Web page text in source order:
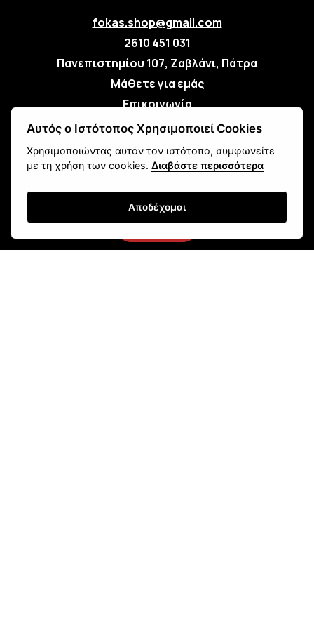
fokas.shop@gmail.com
2610 451 031
Πανεπιστημίου 107, Ζαβλάνι, Πάτρα
Μάθετε για εμάς
Επικοινωνία
Newsletter
Εγγραφή
Αυτός ο Ιστότοπος Χρησιμοποιεί Cookies
Χρησιμοποιώντας αυτόν τον ιστότοπο, συμφωνείτε
με τη χρήση των cookies.Διαβάστε περισσότερα
Αποδέχομαι